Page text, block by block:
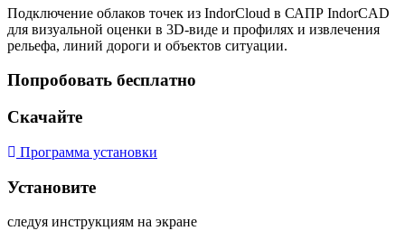
Подключение облаков точек из IndorCloud в САПР IndorCAD
для визуальной оценки в 3D-виде и профилях и извлечения
рельефа, линий дороги и объектов ситуации.
Попробовать бесплатно
Скачайте
Программа установки
Установите
следуя инструкциям на экране